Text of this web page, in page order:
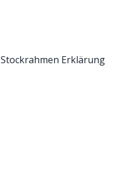
Stockrahmen Erklärung